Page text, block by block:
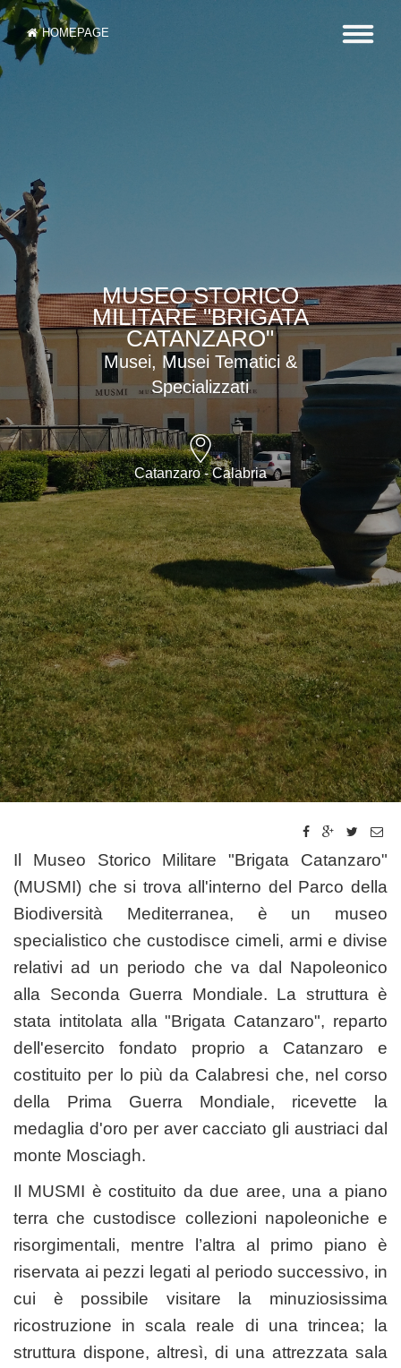
HOMEPAGE
MUSEO STORICO
MILITARE "BRIGATA
CATANZARO"
Musei, Musei Tematici &
Specializzati
Catanzaro - Calabria
Il Museo Storico Militare "Brigata Catanzaro"
(MUSMI) che si trova all'interno del Parco della
Biodiversità Mediterranea, è un museo
specialistico che custodisce cimeli, armi e divise
relativi ad un periodo che va dal Napoleonico
alla Seconda Guerra Mondiale. La struttura è
stata intitolata alla "Brigata Catanzaro", reparto
dell'esercito fondato proprio a Catanzaro e
costituito per lo più da Calabresi che, nel corso
della Prima Guerra Mondiale, ricevette la
medaglia d'oro per aver cacciato gli austriaci dal
monte Mosciagh.
Il MUSMI è costituito da due aree, una a piano
terra che custodisce collezioni napoleoniche e
risorgimentali, mentre l’altra al primo piano è
riservata ai pezzi legati al periodo successivo, in
cui è possibile visitare la minuziosissima
ricostruzione in scala reale di una trincea; la
struttura dispone, altresì, di una attrezzata sala